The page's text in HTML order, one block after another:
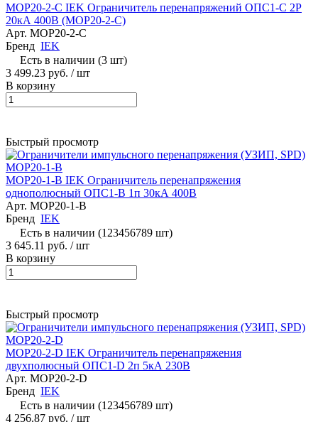
MOP20-2-C IEK Ограничитель перенапряжений ОПС1-C 2P
20кА 400В (MOP20-2-C)
Арт. MOP20-2-C
Бренд IEK
Есть в наличии (3 шт)
3 499.23 руб. / шт
В корзину
Быстрый просмотр
MOP20-1-B IEK Ограничитель перенапряжения
однополюсный ОПС1-В 1п 30кА 400В
Арт. MOP20-1-B
Бренд IEK
Есть в наличии (123456789 шт)
3 645.11 руб. / шт
В корзину
Быстрый просмотр
MOP20-2-D IEK Ограничитель перенапряжения
двухполюсный ОПС1-D 2п 5кА 230В
Арт. MOP20-2-D
Бренд IEK
Есть в наличии (123456789 шт)
4 256.87 руб. / шт